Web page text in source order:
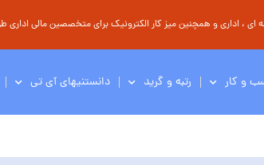
، اداری و همچنین میز کار الکترونیک برای متخصصین مالی اداری
و کار رتبه و گرید دانستنیهای آی تی